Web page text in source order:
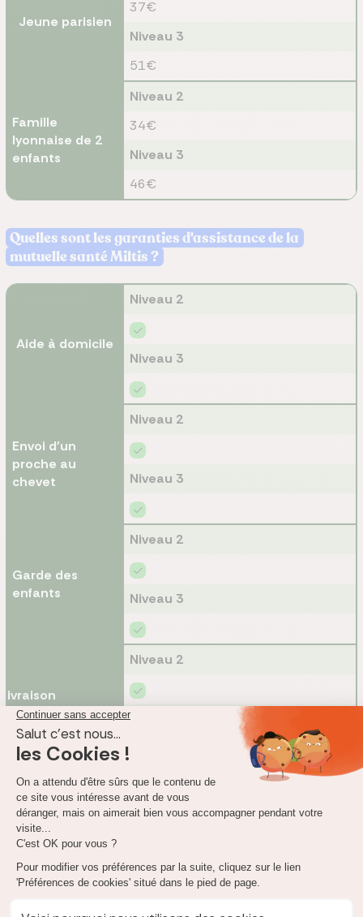
Jeune parisien
37€
Niveau 3
51€
Famille
lyonnaise de 2
enfants
Niveau 2
34€
Niveau 3
46€
Quelles sont les garanties d'assistance de la
mutuelle santé Miltis ?
Aide à domicile
Niveau 2
Niveau 3
Envoi d'un
proche au
chevet
Niveau 2
Niveau 3
Garde des
enfants
Niveau 2
Niveau 3
Livraison
repas/médicaments
Niveau 2
Niveau 3
École à domicile
Niveau 2